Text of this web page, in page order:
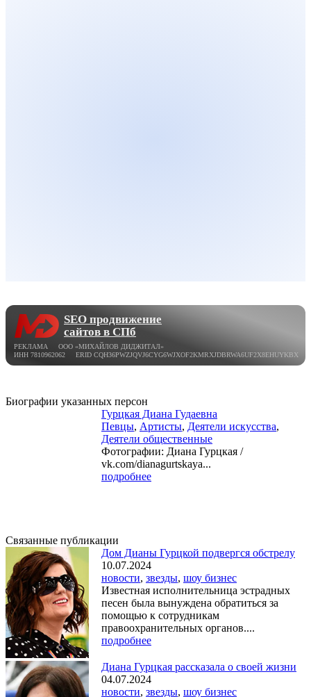
SEO продвижение
сайтов в СПб
РЕКЛАМА ООО «МИХАЙЛОВ ДИДЖИТАЛ»
ИНН 7810962062 ERID CQH36PWZJQVJ6CYG6WJXOF2KMRXJDBRWA6UF2X8EHUYKBX
Биографии указанных персон
Гурцкая Диана Гудаевна
Певцы, Артисты, Деятели искусства,
Деятели общественные
Фотографии: Диана Гурцкая /
vk.com/dianagurtskaya...
подробнее
Связанные публикации
Дом Дианы Гурцкой подвергся обстрелу
10.07.2024
новости, звезды, шоу бизнес
Известная исполнительница эстрадных
песен была вынуждена обратиться за
помощью к сотрудникам
правоохранительных органов....
подробнее
Диана Гурцкая рассказала о своей жизни
04.07.2024
новости, звезды, шоу бизнес